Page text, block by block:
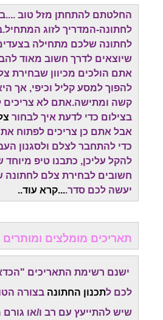
החלטתם להתחתן מזל טוב
לחתונה-המדריך לזוג
לחתונה שלכם מתחילה
שיוצאים לדרך חשוב מאוד
אתם הולכים מכיוון שבחירת
להפוך למסע קליל וכיפי, אך
קשה ומתישה.אתם לא צריכים
בצילום כדי לדעת איך לבחור
אבל אתם כן צריכים לפתוח
כדי להתחבר לצלם ולסגנון
חשובים לבחירת צלם
יעשה לכם סדר....קרא עוד..
תאריכים מומלצים
ישנם רשימת התאריכים
לכם לתכנון החתונה בצורה
שיש להתייעץ עם רב ו/או